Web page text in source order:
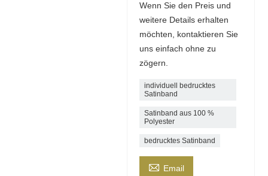
Wenn Sie den Preis und
weitere Details erhalten
möchten, kontaktieren Sie
uns einfach ohne zu
zögern.
individuell bedrucktes
Satinband
Satinband aus 100 %
Polyester
bedrucktes Satinband
 Email